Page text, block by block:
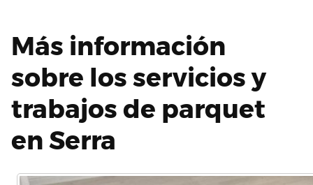
Más información
sobre los servicios y
trabajos de parquet
en Serra